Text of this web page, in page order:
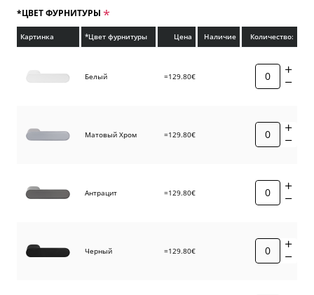
*ЦВЕТ ФУРНИТУРЫ
Картинка *Цвет фурнитуры Цена Наличие Количество:
Белый =129.80€
Матовый Хром =129.80€
Антрацит =129.80€
Черный =129.80€